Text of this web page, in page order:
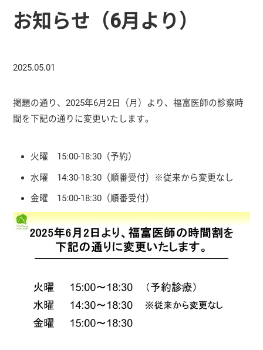
お知らせ（6月より）
2025.05.01
掲題の通り、2025年6月2日（月）より、福富医師の診察時
間を下記の通りに変更いたします。
火曜 15:00-18:30（予約）
水曜 14:30-18:30（順番受付）※従来から変更なし
金曜 15:00-18:30（順番受付）